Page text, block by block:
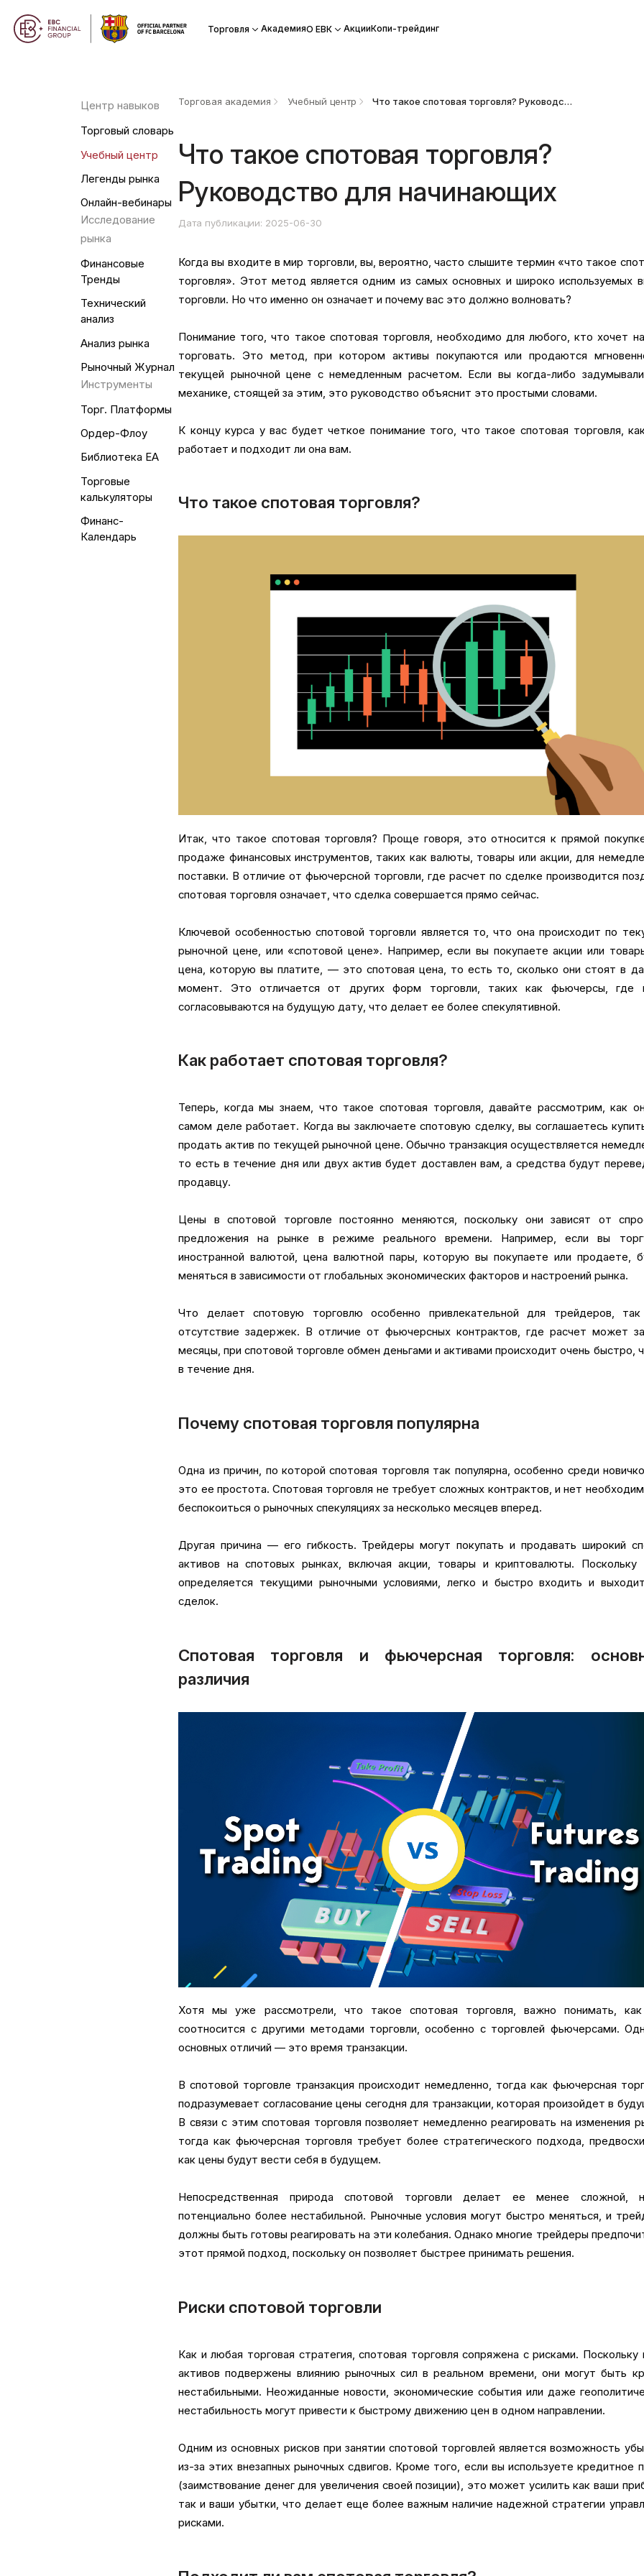
Торговля АкадемияО ЕВК АкцииКопи-трейдинг
Центр навыков
Торговый словарь
Учебный центр
Легенды рынка
Онлайн-вебинары
Исследование
рынка
Финансовые
Тренды
Технический
анализ
Анализ рынка
Рыночный Журнал
Инструменты
Торг. Платформы
Ордер-Флоу
Библиотека EA
Торговые
калькуляторы
Финанс-
Календарь
Торговая академия Учебный центр Что такое спотовая торговля? Руководство для начинающих
Что такое спотовая торговля?
Руководство для начинающих
Дата публикации: 2025-06-30
Когда вы входите в мир торговли, вы, вероятно, часто слышите термин «что такое
торговля». Этот метод является одним из самых основных и широко используемых
торговли. Но что именно он означает и почему вас это должно волновать?
Понимание того, что такое спотовая торговля, необходимо для любого, кто хочет
торговать. Это метод, при котором активы покупаются или продаются
текущей рыночной цене с немедленным расчетом. Если вы когда-либо
механике, стоящей за этим, это руководство объяснит это простыми словами.
К концу курса у вас будет четкое понимание того, что такое спотовая торговля,
работает и подходит ли она вам.
Что такое спотовая торговля?
Итак, что такое спотовая торговля? Проще говоря, это относится к прямой
продаже финансовых инструментов, таких как валюты, товары или акции, для
поставки. В отличие от фьючерсной торговли, где расчет по сделке производится
спотовая торговля означает, что сделка совершается прямо сейчас.
Ключевой особенностью спотовой торговли является то, что она происходит по
рыночной цене, или «спотовой цене». Например, если вы покупаете акции или
цена, которую вы платите, — это спотовая цена, то есть то, сколько они стоят в
момент. Это отличается от других форм торговли, таких как фьючерсы, где
согласовываются на будущую дату, что делает ее более спекулятивной.
Как работает спотовая торговля?
Теперь, когда мы знаем, что такое спотовая торговля, давайте рассмотрим, как
самом деле работает. Когда вы заключаете спотовую сделку, вы соглашаетесь
продать актив по текущей рыночной цене. Обычно транзакция осуществляется
то есть в течение дня или двух актив будет доставлен вам, а средства будут
продавцу.
Цены в спотовой торговле постоянно меняются, поскольку они зависят от
предложения на рынке в режиме реального времени. Например, если вы
иностранной валютой, цена валютной пары, которую вы покупаете или продаете,
меняться в зависимости от глобальных экономических факторов и настроений рынка.
Что делает спотовую торговлю особенно привлекательной для трейдеров,
отсутствие задержек. В отличие от фьючерсных контрактов, где расчет может
месяцы, при спотовой торговле обмен деньгами и активами происходит очень быстро,
в течение дня.
Почему спотовая торговля популярна
Одна из причин, по которой спотовая торговля так популярна, особенно среди
это ее простота. Спотовая торговля не требует сложных контрактов, и нет
беспокоиться о рыночных спекуляциях за несколько месяцев вперед.
Другая причина — его гибкость. Трейдеры могут покупать и продавать широкий
активов на спотовых рынках, включая акции, товары и криптовалюты. Поскольку
определяется текущими рыночными условиями, легко и быстро входить и
сделок.
Спотовая торговля и фьючерсная торговля:
различия
Хотя мы уже рассмотрели, что такое спотовая торговля, важно понимать,
соотносится с другими методами торговли, особенно с торговлей фьючерсами.
основных отличий — это время транзакции.
В спотовой торговле транзакция происходит немедленно, тогда как фьючерсная
подразумевает согласование цены сегодня для транзакции, которая произойдет в
В связи с этим спотовая торговля позволяет немедленно реагировать на изменения
тогда как фьючерсная торговля требует более стратегического подхода,
как цены будут вести себя в будущем.
Непосредственная природа спотовой торговли делает ее менее сложной,
потенциально более нестабильной. Рыночные условия могут быстро меняться, и
должны быть готовы реагировать на эти колебания. Однако многие трейдеры
этот прямой подход, поскольку он позволяет быстрее принимать решения.
Риски спотовой торговли
Как и любая торговая стратегия, спотовая торговля сопряжена с рисками. Поскольку
активов подвержены влиянию рыночных сил в реальном времени, они могут быть
нестабильными. Неожиданные новости, экономические события или даже
нестабильность могут привести к быстрому движению цен в одном направлении.
Одним из основных рисков при занятии спотовой торговлей является возможность
из-за этих внезапных рыночных сдвигов. Кроме того, если вы используете кредитное
(заимствование денег для увеличения своей позиции), это может усилить как ваши
так и ваши убытки, что делает еще более важным наличие надежной стратегии
рисками.